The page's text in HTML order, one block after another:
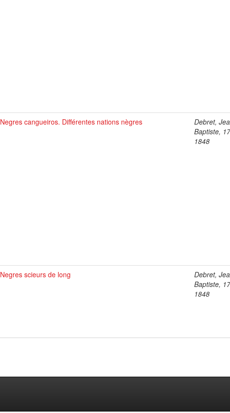
Negres cangueiros. Différentes nations nègres
Debret,
Baptiste,
1848
Negres scieurs de long
Debret,
Baptiste,
1848